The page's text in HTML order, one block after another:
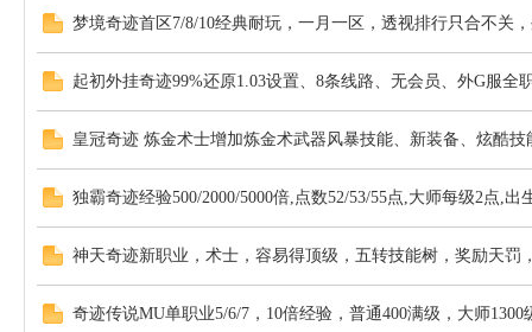
梦境奇迹首区7/8/10经典耐玩，一月一区，透视排行只合不关
起初外挂奇迹99%还原1.03设置、8条线路、无会员、外G服全
皇冠奇迹 炼金术士增加炼金术武器风暴技能、新装备、炫酷
独霸奇迹经验500/2000/5000倍,点数52/53/55点,大师每级2点,出
神天奇迹新职业，术士，容易得顶级，五转技能树，奖励天罚
奇迹传说MU单职业5/6/7，10倍经验，普通400满级，大师